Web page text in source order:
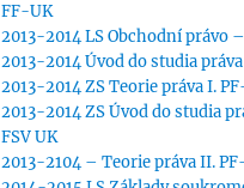
FF-UK
2013-2014 LS Obchodní právo
2013-2014 Úvod do studia
2013-2014 ZS Teorie práva I.
2013-2014 ZS Úvod do studia
FSV UK
2013-2104 – Teorie práva II.